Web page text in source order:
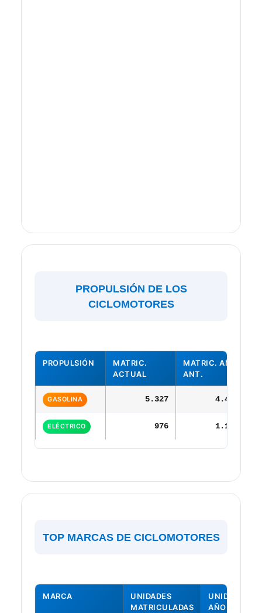
PROPULSIÓN DE LOS
CICLOMOTORES
PROPULSIÓN
MATRIC.
ACTUAL
MATRIC. AÑO
ANT.
GASOLINA 5.327 4.411
ELÉCTRICO 976 1.123
TOP MARCAS DE CICLOMOTORES
MARCA
UNIDADES
MATRICULADAS
UNIDADES
AÑO